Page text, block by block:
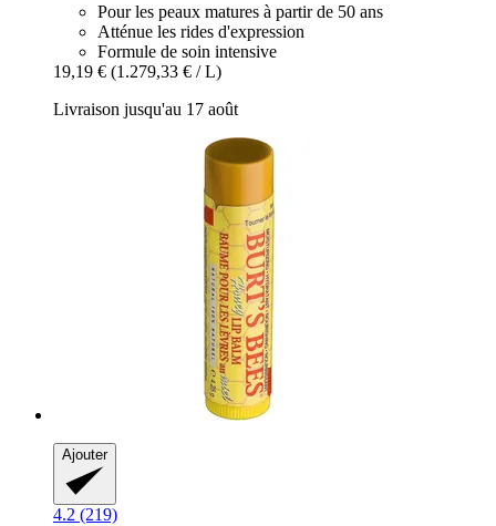
Pour les peaux matures à partir de 50 ans
Atténue les rides d'expression
Formule de soin intensive
19,19 € (1.279,33 € / L)
Livraison jusqu'au 17 août
Ajouter
4.2 (219)